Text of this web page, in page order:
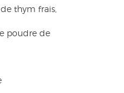
de thym frais,
poudre de